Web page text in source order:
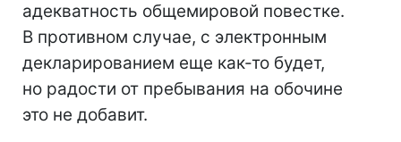
адекватность общемировой повестке.
В противном случае, с электронным
декларированием еще как-то будет,
но радости от пребывания на обочине
это не добавит.